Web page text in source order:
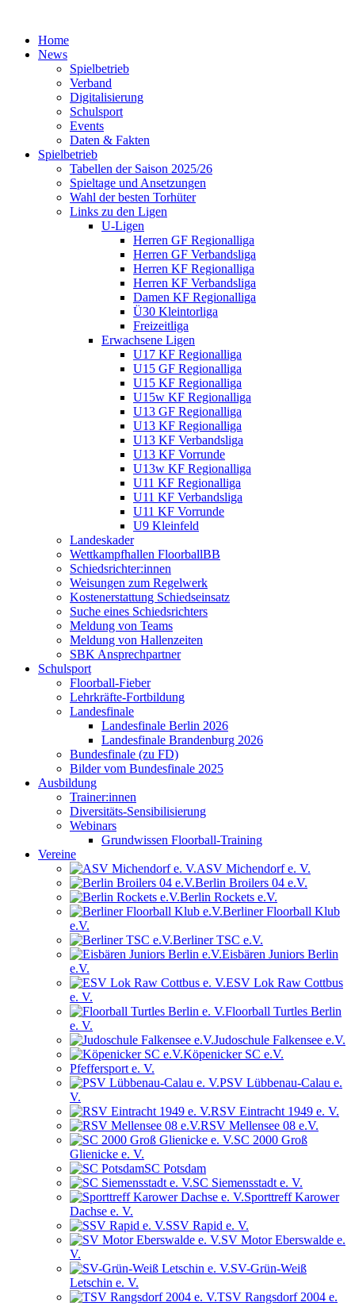
Home
News
Spielbetrieb
Verband
Digitalisierung
Schulsport
Events
Daten & Fakten
Spielbetrieb
Tabellen der Saison 2025/26
Spieltage und Ansetzungen
Wahl der besten Torhüter
Links zu den Ligen
U-Ligen
Herren GF Regionalliga
Herren GF Verbandsliga
Herren KF Regionalliga
Herren KF Verbandsliga
Damen KF Regionalliga
Ü30 Kleintorliga
Freizeitliga
Erwachsene Ligen
U17 KF Regionalliga
U15 GF Regionalliga
U15 KF Regionalliga
U15w KF Regionalliga
U13 GF Regionalliga
U13 KF Regionalliga
U13 KF Verbandsliga
U13 KF Vorrunde
U13w KF Regionalliga
U11 KF Regionalliga
U11 KF Verbandsliga
U11 KF Vorrunde
U9 Kleinfeld
Landeskader
Wettkampfhallen FloorballBB
Schiedsrichter:innen
Weisungen zum Regelwerk
Kostenerstattung Schiedseinsatz
Suche eines Schiedsrichters
Meldung von Teams
Meldung von Hallenzeiten
SBK Ansprechpartner
Schulsport
Floorball-Fieber
Lehrkräfte-Fortbildung
Landesfinale
Landesfinale Berlin 2026
Landesfinale Brandenburg 2026
Bundesfinale (zu FD)
Bilder vom Bundesfinale 2025
Ausbildung
Trainer:innen
Diversitäts-Sensibilisierung
Webinars
Grundwissen Floorball-Training
Vereine
ASV Michendorf e. V.
Berlin Broilers 04 e.V.
Berlin Rockets e.V.
Berliner Floorball Klub
e.V.
Berliner TSC e.V.
Eisbären Juniors Berlin
e.V.
ESV Lok Raw Cottbus
e. V.
Floorball Turtles Berlin
e. V.
Judoschule Falkensee e.V.
Köpenicker SC e.V.
Pfeffersport e. V.
PSV Lübbenau-Calau e.
V.
RSV Eintracht 1949 e. V.
RSV Mellensee 08 e.V.
SC 2000 Groß
Glienicke e. V.
SC Potsdam
SC Siemensstadt e. V.
Sporttreff Karower
Dachse e. V.
SSV Rapid e. V.
SV Motor Eberswalde e.
V.
SV-Grün-Weiß
Letschin e. V.
TSV Rangsdorf 2004 e.